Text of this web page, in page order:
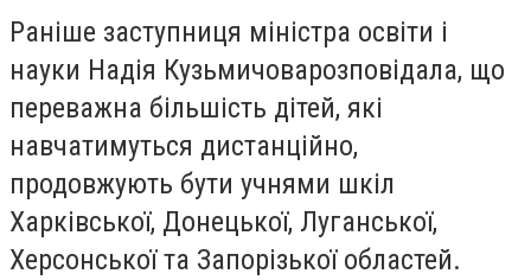
Раніше заступниця міністра освіти і
науки Надія Кузьмичоварозповідала, що
переважна більшість дітей, які
навчатимуться дистанційно,
продовжують бути учнями шкіл
Харківської, Донецької, Луганської,
Херсонської та Запорізької областей.